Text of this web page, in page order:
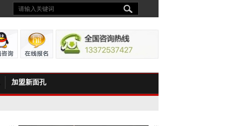
加盟新面孔